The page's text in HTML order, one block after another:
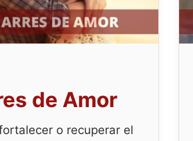
de Amor
o recuperar el